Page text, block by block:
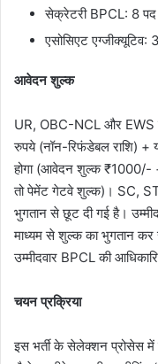
सेक्रेटरी BPCL: 8 पद
एसोसिएट एग्जीक्यूटिव:
आवेदन शुल्क
UR, OBC-NCL और EWS
रुपये (नॉन-रिफंडेबल राशि) +
होगा (आवेदन शुल्क ₹1000/-
तो पेमेंट गेटवे शुल्क)। SC,
भुगतान से छूट दी गई है।
माध्यम से शुल्क का भुगतान
उम्मीदवार BPCL की
चयन प्रक्रिया
इस भर्ती के सेलेक्शन प्रोसेस में